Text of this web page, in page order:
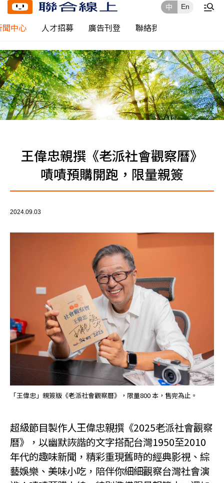
中 En
聞中心 人才招募 廣告刊登 聯絡我們
王偉忠親撰《老派社會觀察曆》
嘖嘖預購開跑，限量親簽
2024.09.03
「王偉忠」親簽版《老派社會觀察曆》，限量800 本，售完為止。
超級節目製作人王偉忠親撰《2025老派社會觀察
曆》，以幽默詼諧的文字搭配台灣1950至2010
年代的趣味新聞，精彩重現舊時的經典影視、綜
藝娛樂、美味小吃，陪伴你細細觀察台灣社會演